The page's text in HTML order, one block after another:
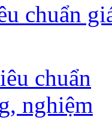
chuẩn